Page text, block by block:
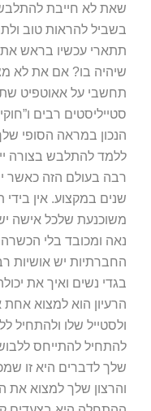
שאת לא חייבת
בשביל להראות טוב
תתארי עכשיו בראש את
שיהיה בו? אם את לא
תחשבי על אאוטפיט
סטייליסטים רבים
הנכון במראה הסופי
ללמד להתלבש בצורה
רבה בעולם הזה כאשר
שנים במקצוע. אין
משוכנעת שלכל אישה
נאה ומכובד בלי
החברתיות יש אושיות
בגדי נשים ואיך את
הרעיון הוא למצוא
ולסטייל שלו ולהתחיל
להתחיל להתייחס
שלך לדברים היא זו
והרצון שלך למצוא את